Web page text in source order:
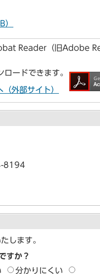
）
Reader（旧Adobe
ードできます。
外部サイト）
8194
します。
すか？
分かりにくい